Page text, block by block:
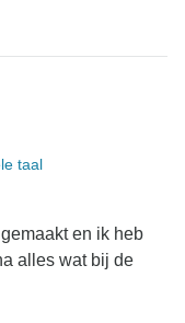
taal
en ik heb
alles wat bij de